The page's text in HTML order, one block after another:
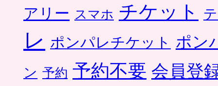
アリー スマホ チケット
レ ポンパレチケット ポン
ン 予約 予約不要 会員登